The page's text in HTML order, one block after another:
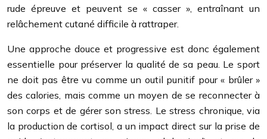
rude épreuve et peuvent se « casser », entraînant un
relâchement cutané difficile à rattraper.
Une approche douce et progressive est donc également
essentielle pour préserver la qualité de sa peau. Le sport
ne doit pas être vu comme un outil punitif pour « brûler »
des calories, mais comme un moyen de se reconnecter à
son corps et de gérer son stress. Le stress chronique, via
la production de cortisol, a un impact direct sur la prise de